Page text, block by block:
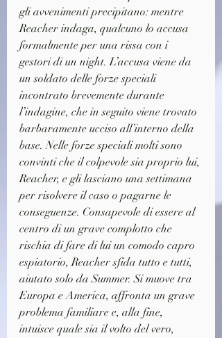
gli avvenimenti precipitano: mentre
Reacher indaga, qualcuno lo accusa
formalmente per una rissa con i
gestori di un night. L’accusa viene da
un soldato delle forze speciali
incontrato brevemente durante
l’indagine, che in seguito viene trovato
barbaramente ucciso all’interno della
base. Nelle forze speciali molti sono
convinti che il colpevole sia proprio lui,
Reacher, e gli lasciano una settimana
per risolvere il caso o pagarne le
conseguenze. Consapevole di essere al
centro di un grave complotto che
rischia di fare di lui un comodo capro
espiatorio, Reacher sfida tutto e tutti,
aiutato solo da Summer. Si muove tra
Europa e America, affronta un grave
problema familiare e, alla fine,
intuisce quale sia il volto del vero,